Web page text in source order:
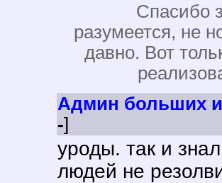
Спасибо
разумеется, не
давно. Вот
Админ больших
-]
уроды. так и
людей не